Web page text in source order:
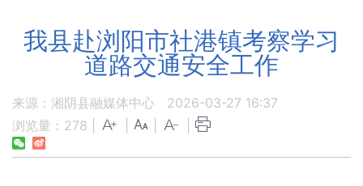
我县赴浏阳市社港镇考察学习
道路交通安全工作
来源：湘阴县融媒体中心
2026-03-27 16:37
浏览量： 278